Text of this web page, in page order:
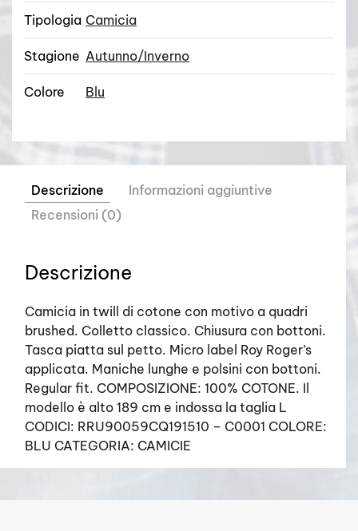
Tipologia Camicia
Stagione Autunno/Inverno
Colore Blu
Descrizione
Informazioni aggiuntive
Recensioni (0)
Descrizione
Camicia in twill di cotone con motivo a quadri
brushed. Colletto classico. Chiusura con bottoni.
Tasca piatta sul petto. Micro label Roy Roger’s
applicata. Maniche lunghe e polsini con bottoni.
Regular fit. COMPOSIZIONE: 100% COTONE. Il
modello è alto 189 cm e indossa la taglia L
CODICI: RRU90059CQ191510 – C0001 COLORE:
BLU CATEGORIA: CAMICIE